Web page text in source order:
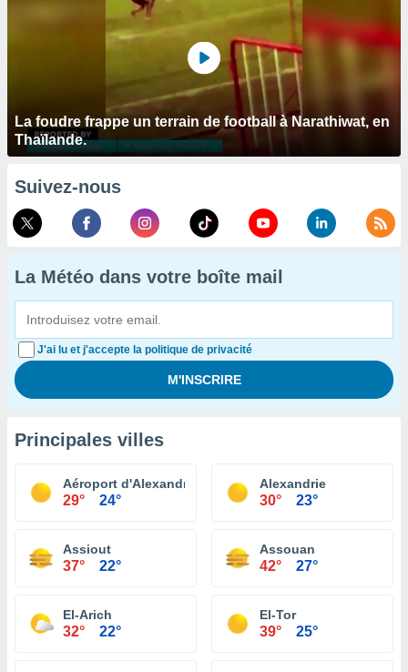
La foudre frappe un terrain de football à Narathiwat, en
Thaïlande.
Suivez-nous
La Météo dans votre boîte mail
J'ai lu et j'accepte la politique de privacité
Principales villes
Aéroport d'Alexandrie
29° 24°
Alexandrie
30° 23°
Assiout
37° 22°
Assouan
42° 27°
El-Arich
32° 22°
El-Tor
39° 25°